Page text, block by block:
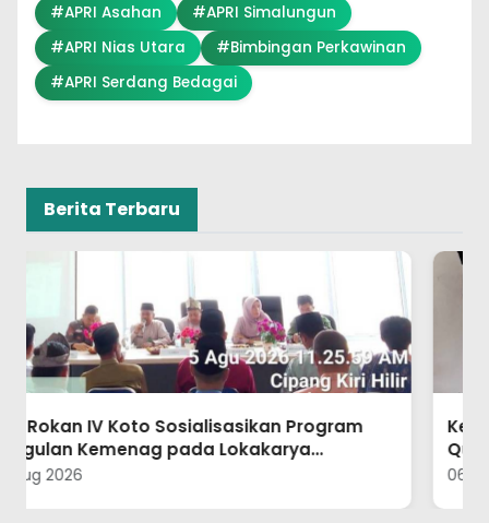
#APRI Asahan
#APRI Simalungun
#APRI Nias Utara
#Bimbingan Perkawinan
#APRI Serdang Bedagai
Berita Terbaru
Kepala KUA Tandun Laksanakan Uji Baca Al-
Qur’an bagi Bakal Calon Kepala Desa
06 Aug 2026